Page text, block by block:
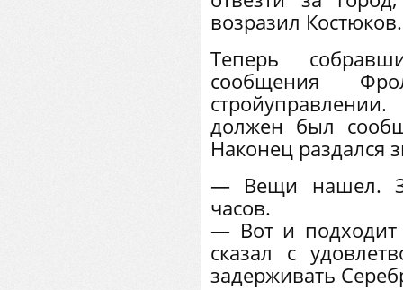
возразил Костюков.
Теперь
сообщения
должен был
Наконец раздался
— Вещи нашел.
часов.
— Вот и
сказал с
задерживать